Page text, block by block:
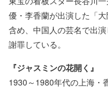
優・李香蘭が出演した「
含め、中国人の芸名で出演
謝罪している。
『ジャスミンの花開く』
1930～1980年代の上海・